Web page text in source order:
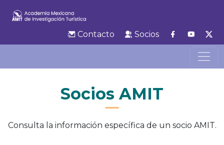
Contacto Socios
Socios AMIT
Consulta la información específica de un socio AMIT.